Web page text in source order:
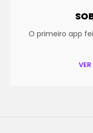
O primeiro app